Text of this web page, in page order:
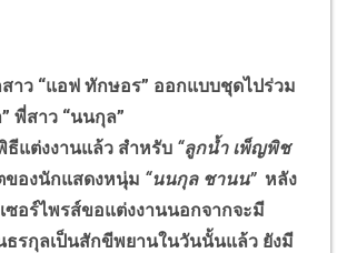
าว “แอฟ ทักษอร” ออกแบบชุดไปร่วม
พี่สาว “นนกุล”
แต่งงานแล้ว สำหรับ “ลูกน้ำ เพ็ญพิช
องนักแสดงหนุ่ม “นนกุล ชานน”หลัง
อร์ไพรส์ขอแต่งงานนอกจากจะมี
รกุลเป็นสักขีพยานในวันนั้นแล้ว ยังมี